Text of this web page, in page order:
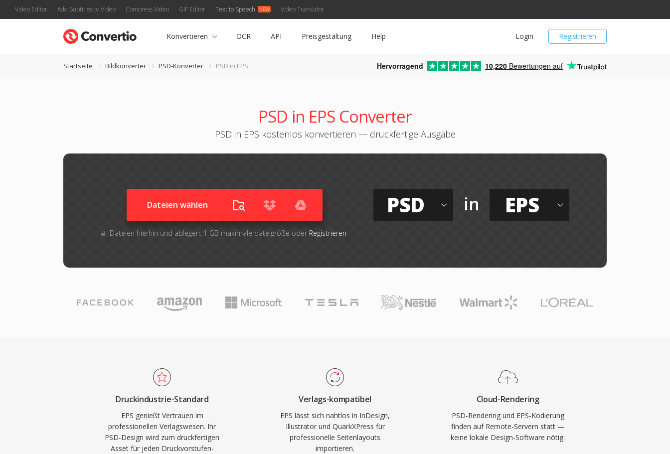
Video Editor Add Subtitles to Video Compress Video GIF Editor Text to Speech Video Translator
Registrieren
Login
Konvertieren OCR API Preisgestaltung Help
Startseite Bildkonverter PSD-Konverter PSD in EPS Hervorragend 10,220 Bewertungen auf
PSD in EPS Converter
PSD in EPS kostenlos konvertieren — druckfertige Ausgabe
Dateien wählen
Dateien hierhin und ablegen. 1 GB maximale dateigröße oder Registrieren
PSD in EPS
Druckindustrie-Standard
EPS genießt Vertrauen im
professionellen Verlagswesen. Ihr
PSD-Design wird zum druckfertigen
Asset für jeden Druckvorstufen-
Verlags-kompatibel
EPS lässt sich nahtlos in InDesign,
Illustrator und QuarkXPress für
professionelle Seitenlayouts
importieren.
Cloud-Rendering
PSD-Rendering und EPS-Kodierung
finden auf Remote-Servern statt —
keine lokale Design-Software nötig.